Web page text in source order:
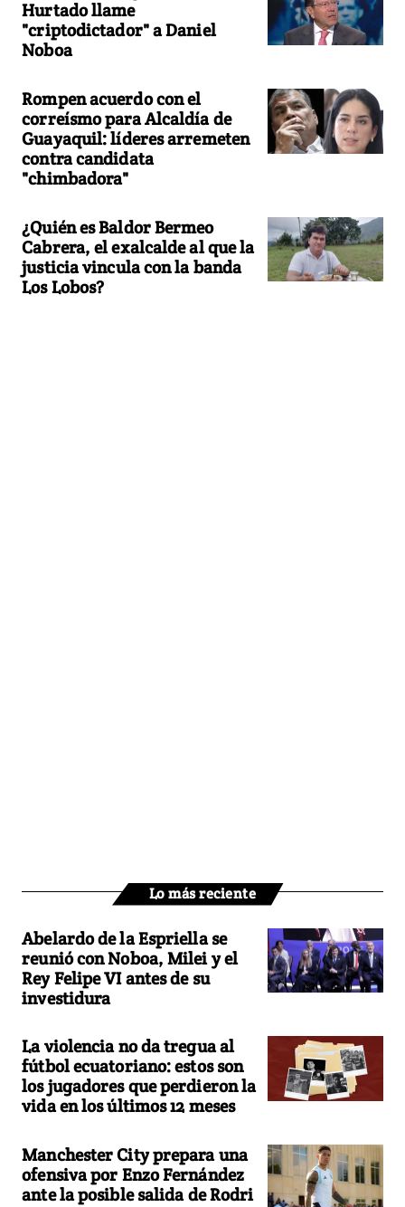
Hurtado llame
"criptodictador" a Daniel
Noboa
Rompen acuerdo con el
correísmo para Alcaldía de
Guayaquil: líderes arremeten
contra candidata
"chimbadora"
¿Quién es Baldor Bermeo
Cabrera, el exalcalde al que la
justicia vincula con la banda
Los Lobos?
Lo más reciente
Abelardo de la Espriella se
reunió con Noboa, Milei y el
Rey Felipe VI antes de su
investidura
La violencia no da tregua al
fútbol ecuatoriano: estos son
los jugadores que perdieron la
vida en los últimos 12 meses
Manchester City prepara una
ofensiva por Enzo Fernández
ante la posible salida de Rodri